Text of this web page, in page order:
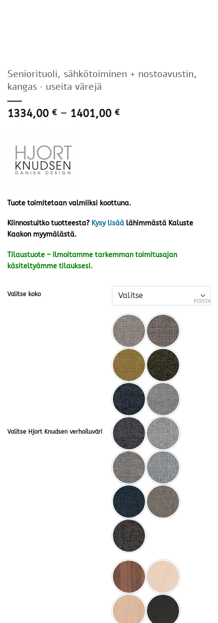
Seniorituoli, sähkötoiminen + nostoavustin,
kangas · useita värejä
1334,00 € – 1401,00 €Hintaluokka:
Tuote toimitetaan valmiiksi koottuna.
Kiinnostuitko tuotteesta? Kysy lisää lähimmästä Kaluste
Kaakon myymälästä.
Tilaustuote – Ilmoitamme tarkemman toimitusajan
käsiteltyämme tilauksesi.
Valitse koko
Valitse Hjort Knudsen verhoiluväri
POISTA